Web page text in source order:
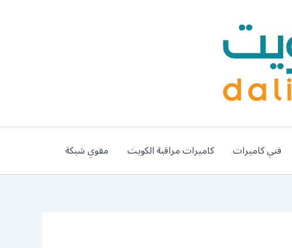
فني كاميرات كاميرات مراقبة الكويت مقوي شبكة